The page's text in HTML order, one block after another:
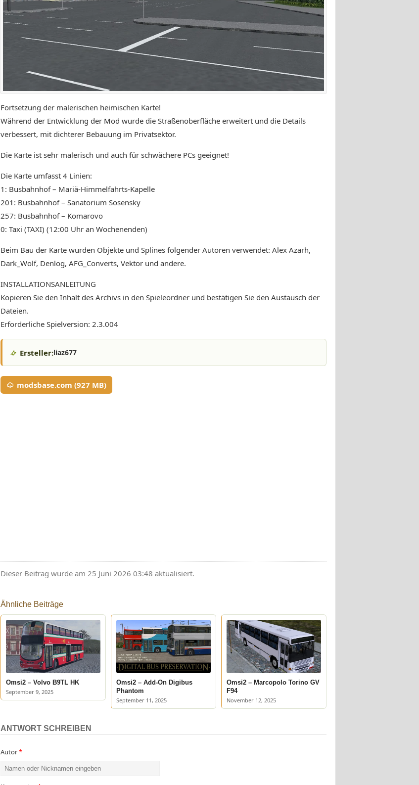
Fortsetzung der malerischen heimischen Karte!
Während der Entwicklung der Mod wurde die Straßenoberfläche erweitert und die Details
verbessert, mit dichterer Bebauung im Privatsektor.
Die Karte ist sehr malerisch und auch für schwächere PCs geeignet!
Die Karte umfasst 4 Linien:
1: Busbahnhof – Mariä-Himmelfahrts-Kapelle
201: Busbahnhof – Sanatorium Sosensky
257: Busbahnhof – Komarovo
0: Taxi (TAXI) (12:00 Uhr an Wochenenden)
Beim Bau der Karte wurden Objekte und Splines folgender Autoren verwendet: Alex Azarh,
Dark_Wolf, Denlog, AFG_Converts, Vektor und andere.
INSTALLATIONSANLEITUNG
Kopieren Sie den Inhalt des Archivs in den Spieleordner und bestätigen Sie den Austausch der
Dateien.
Erforderliche Spielversion: 2.3.004
Ersteller:liaz677
modsbase.com (927 MB)
Dieser Beitrag wurde am 25 Juni 2026 03:48 aktualisiert.
Ähnliche Beiträge
Omsi2 – Volvo B9TL HK
September 9, 2025
Omsi2 – Add-On Digibus
Phantom
September 11, 2025
Omsi2 – Marcopolo Torino GV
F94
November 12, 2025
ANTWORT SCHREIBEN
Autor*